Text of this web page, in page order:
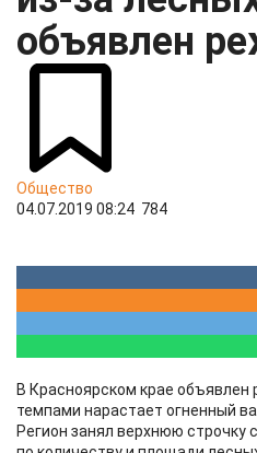
объявлен
Общество
04.07.2019 08:24 784
В Красноярском крае
темпами нарастает огненный
Регион занял верхнюю строчку